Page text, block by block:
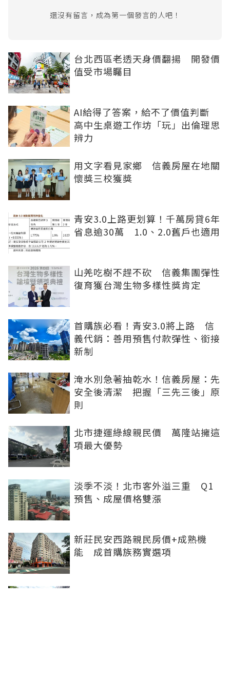
還沒有留言，成為第一個發言的人吧！
台北西區老透天身價翻揚 開發價
值受市場矚目
AI給得了答案，給不了價值判斷
高中生桌遊工作坊「玩」出倫理思
辨力
用文字看見家鄉 信義房屋在地關
懷獎三校獲獎
青安3.0上路更划算！千萬房貸6年
省息逾30萬 1.0、2.0舊戶也適用
山羌吃樹不趕不砍 信義集團彈性
復育獲台灣生物多樣性獎肯定
首購族必看！青安3.0將上路 信
義代銷：善用預售付款彈性、銜接
新制
淹水別急著抽乾水！信義房屋：先
安全後清潔 把握「三先三後」原
則
北市捷運綠線親民價 萬隆站擁這
項最大優勢
淡季不淡！北市客外溢三重 Q1
預售、成屋價格雙漲
新莊民安西路親民房價+成熟機
能 成首購族務實選項